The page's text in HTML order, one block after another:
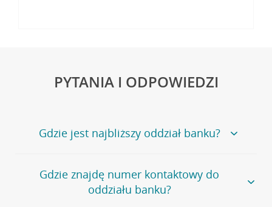
PYTANIA I ODPOWIEDZI
Gdzie jest najbliższy oddział banku?
Jeśli szukasz oddziału naszego banku, zapraszamy na
stronęPlacówki i bankomaty, na której znajduje się
wygodna wyszukiwarka.
Gdzie znajdę numer kontaktowy do
oddziału banku?